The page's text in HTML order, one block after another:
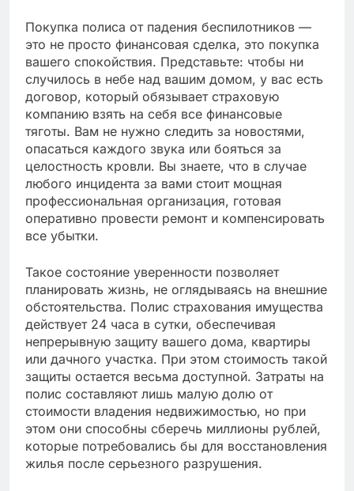
Покупка полиса от падения беспилотников —
это не просто финансовая сделка, это покупка
вашего спокойствия. Представьте: чтобы ни
случилось в небе над вашим домом, у вас есть
договор, который обязывает страховую
компанию взять на себя все финансовые
тяготы. Вам не нужно следить за новостями,
опасаться каждого звука или бояться за
целостность кровли. Вы знаете, что в случае
любого инцидента за вами стоит мощная
профессиональная организация, готовая
оперативно провести ремонт и компенсировать
все убытки.
Такое состояние уверенности позволяет
планировать жизнь, не оглядываясь на внешние
обстоятельства. Полис страхования имущества
действует 24 часа в сутки, обеспечивая
непрерывную защиту вашего дома, квартиры
или дачного участка. При этом стоимость такой
защиты остается весьма доступной. Затраты на
полис составляют лишь малую долю от
стоимости владения недвижимостью, но при
этом они способны сберечь миллионы рублей,
которые потребовались бы для восстановления
жилья после серьезного разрушения.